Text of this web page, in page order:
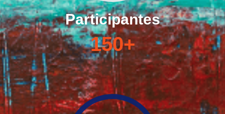
Participantes
150+